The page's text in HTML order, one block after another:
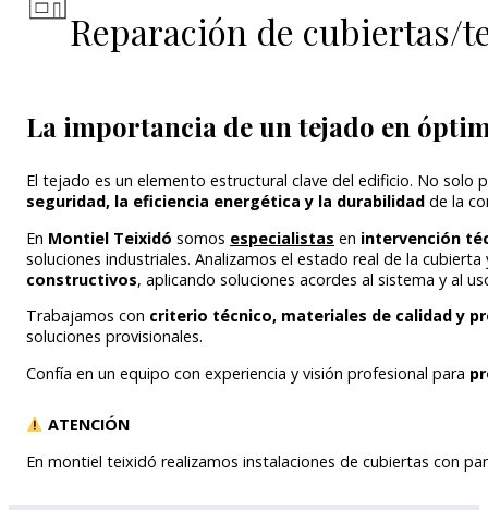
Reparación de cubiertas/
La importancia de un tejado en
El tejado es un elemento estructural clave del edificio. No
seguridad, la eficiencia energética y la durabilidad de la
En Montiel Teixidó somos especialistas en intervención
soluciones industriales. Analizamos el estado real de la
constructivos, aplicando soluciones acordes al sistema y al
Trabajamos con criterio técnico, materiales de calidad y
soluciones provisionales.
Confía en un equipo con experiencia y visión profesional para
ATENCIÓN
En montiel teixidó realizamos instalaciones de cubiertas con